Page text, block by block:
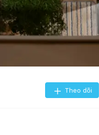
Theo dõi